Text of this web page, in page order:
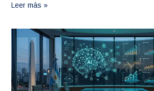
Leer más »